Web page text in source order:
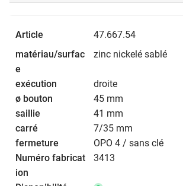
47.667.54
zinc nickelé sablé
droite
45 mm
41 mm
7/35 mm
OPO 4 / sans clé
3413